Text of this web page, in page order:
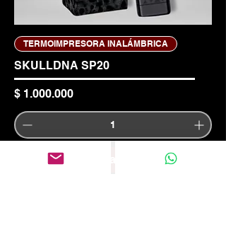
TERMOIMPRESORA INALÁMBRICA
SKULLDNA SP20
Precio
$ 1.000.000
Agregar al carrito